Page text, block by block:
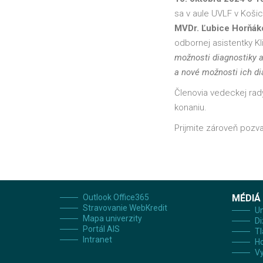
sa v aule UVLF v
MVDr. Ľubice
odbornej asistentky
možnosti diagnostiky
a nové možnosti ich
Členovia vedeckej
konaniu.
Prijmite zároveň
Outlook Office365
Stravovanie WebKredit
Mapa univerzity
Portál AIS
Intranet
MÉDIÁ